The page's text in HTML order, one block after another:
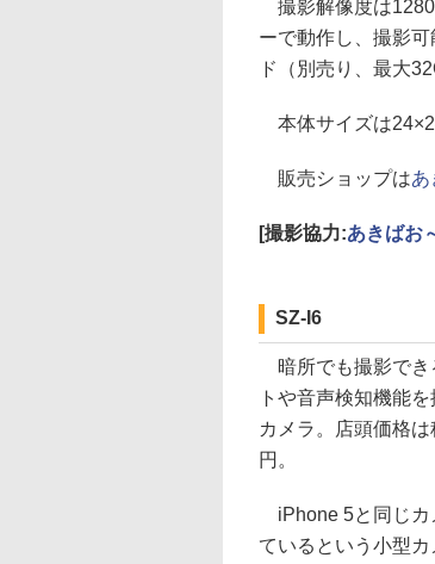
撮影解像度は
ーで動作し、撮影
ド（別売り、最大
本体サイズは
販売ショップはあ
[撮影協力:あきばお
SZ-I6
暗所でも撮影でき
トや音声検知機能
カメラ。店頭価格
円。
iPhone 5と同じカ
ているという小型